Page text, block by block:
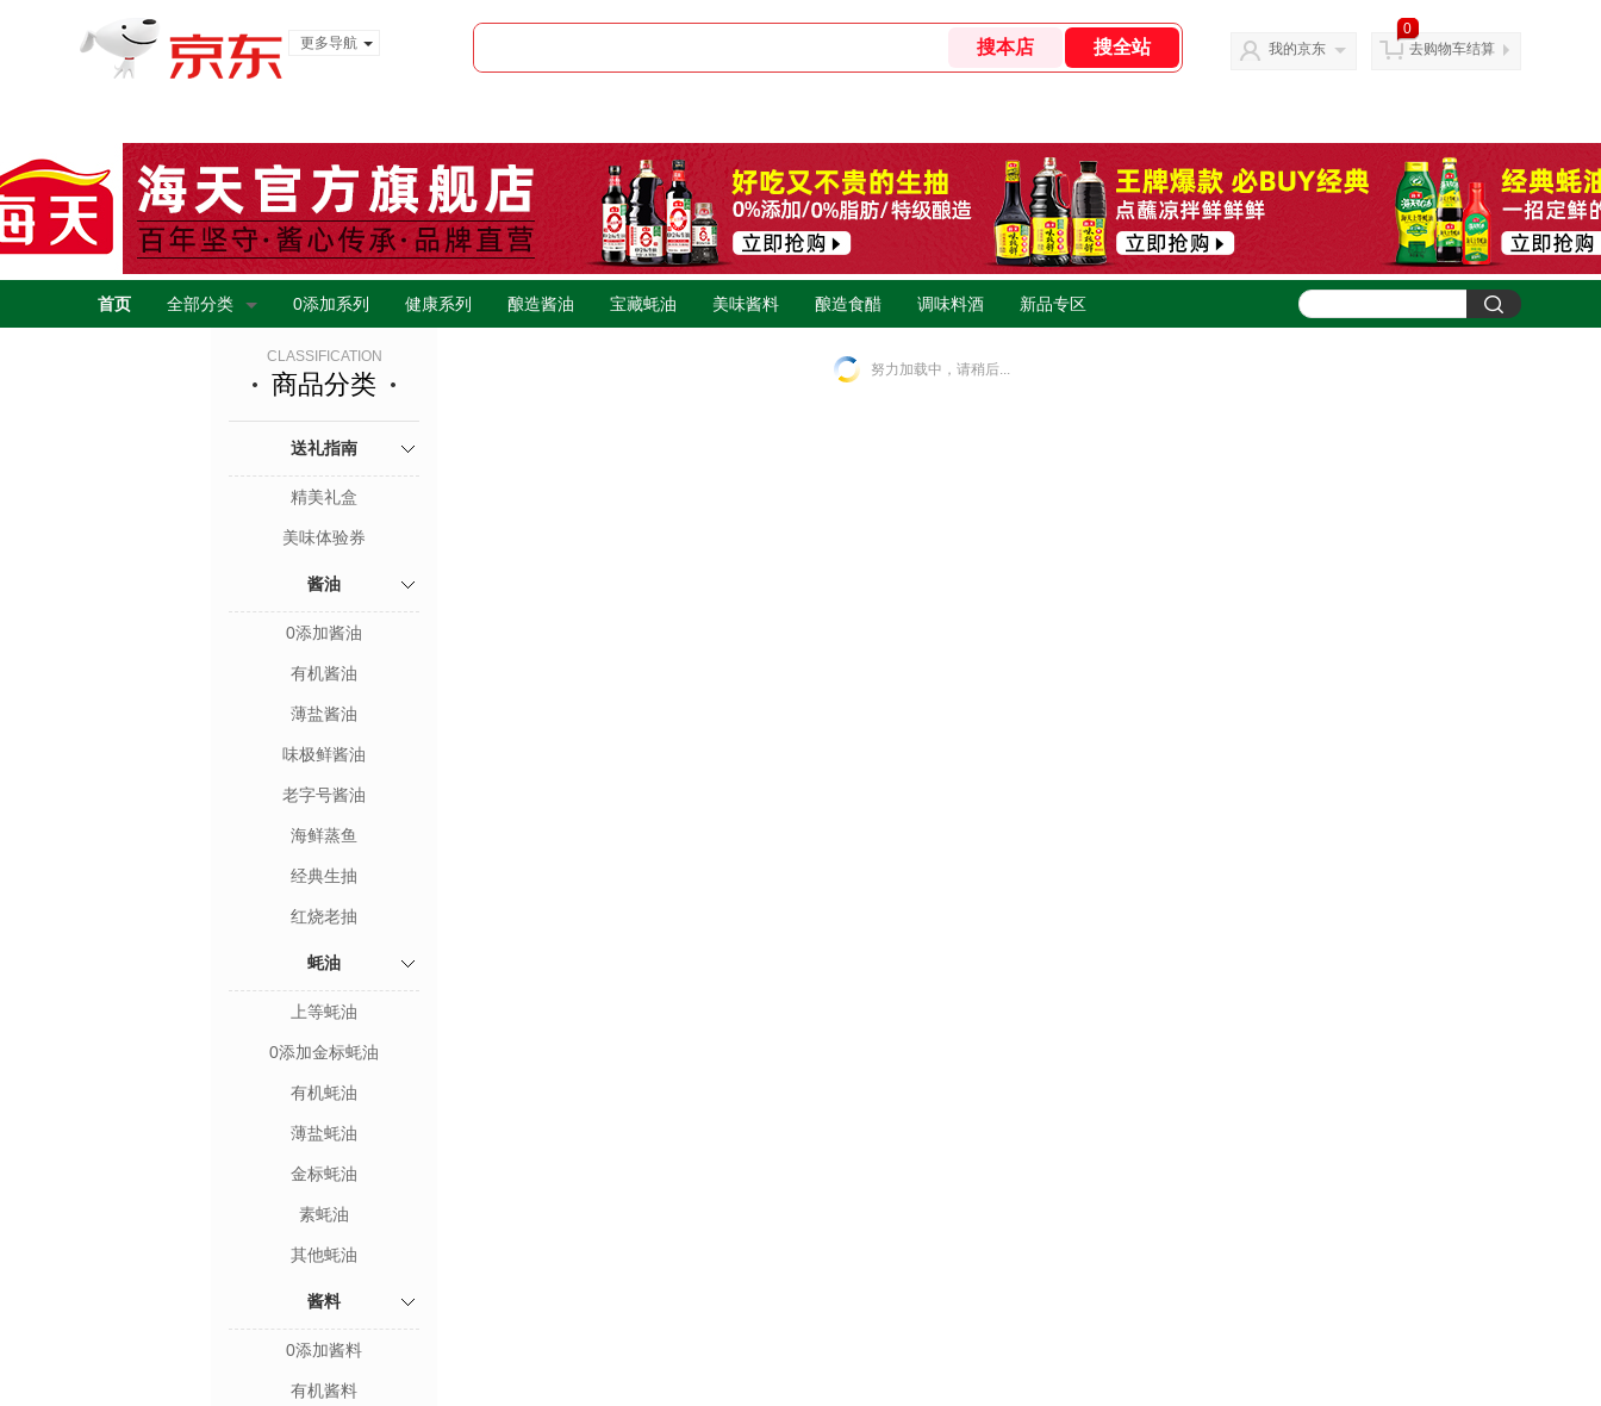
更多导航
我的京东
0
去购物车结算
首页 全部分类 0添加系列 健康系列 酿造酱油 宝藏蚝油 美味酱料 酿造食醋 调味料酒 新品专区
CLASSIFICATION
商品分类
送礼指南
精美礼盒
美味体验券
酱油
0添加酱油
有机酱油
薄盐酱油
味极鲜酱油
老字号酱油
海鲜蒸鱼
经典生抽
红烧老抽
蚝油
上等蚝油
0添加金标蚝油
有机蚝油
薄盐蚝油
金标蚝油
素蚝油
其他蚝油
酱料
0添加酱料
有机酱料
努力加载中，请稍后...